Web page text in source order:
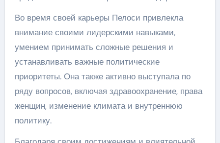
Во время своей карьеры Пелоси привлекла
внимание своими лидерскими навыками,
умением принимать сложные решения и
устанавливать важные политические
приоритеты. Она также активно выступала по
ряду вопросов, включая здравоохранение, права
женщин, изменение климата и внутреннюю
политику.